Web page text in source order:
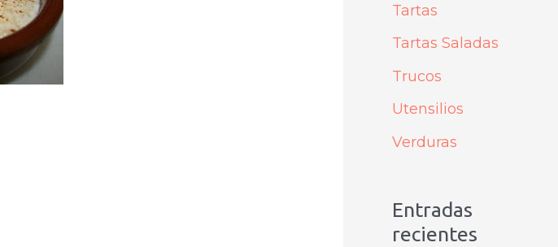
Tartas
Tartas Saladas
Trucos
Utensilios
Verduras
Entradas
recientes